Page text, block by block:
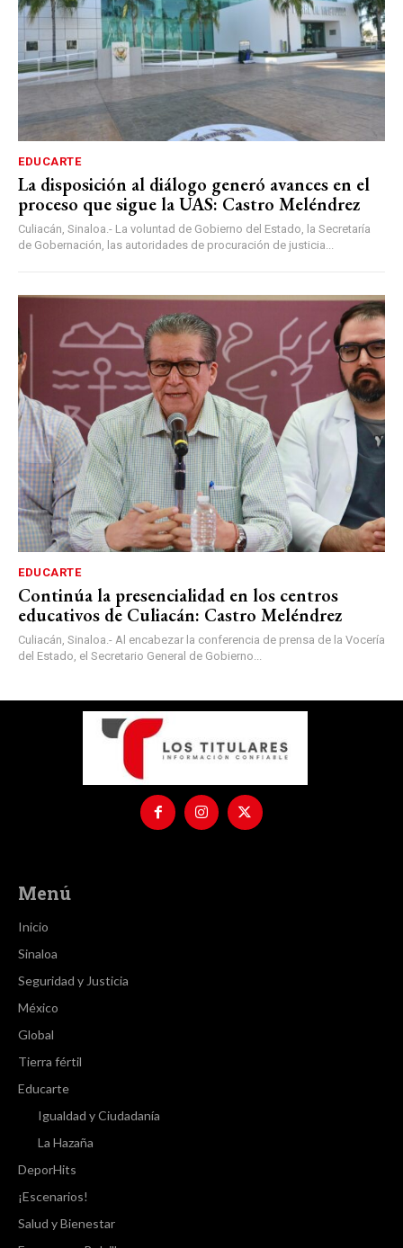
EDUCARTE
La disposición al diálogo generó avances en el
proceso que sigue la UAS: Castro Meléndrez
Culiacán, Sinaloa.- La voluntad de Gobierno del Estado, la Secretaría
de Gobernación, las autoridades de procuración de justicia...
EDUCARTE
Continúa la presencialidad en los centros
educativos de Culiacán: Castro Meléndrez
Culiacán, Sinaloa.- Al encabezar la conferencia de prensa de la Vocería
del Estado, el Secretario General de Gobierno...
Menú
Inicio
Sinaloa
Seguridad y Justicia
México
Global
Tierra fértil
Educarte
Igualdad y Ciudadanía
La Hazaña
DeporHits
¡Escenarios!
Salud y Bienestar